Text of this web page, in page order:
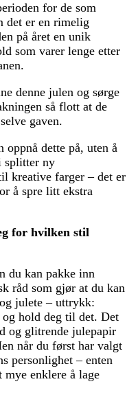
for de som
det er en rimelig
på året en unik
som varer lenge etter
denne julen og sørge
så flott at de
gaven.
oppnå dette på, uten å
splitter ny
kreative farger – det er
å spre litt ekstra
for hvilken stil
du kan pakke inn
råd som gjør at du kan
julete – uttrykk:
hold deg til det. Det
og glitrende julepapir
når du først har valgt
personlighet – enten
enklere å lage